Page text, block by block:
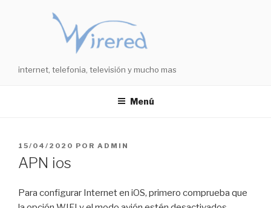
internet, telefonia, televisión y mucho mas
Menú
PUBLICADO
EL
15/04/2020 POR ADMIN
APN ios
Para configurar Internet en iOS, primero comprueba que